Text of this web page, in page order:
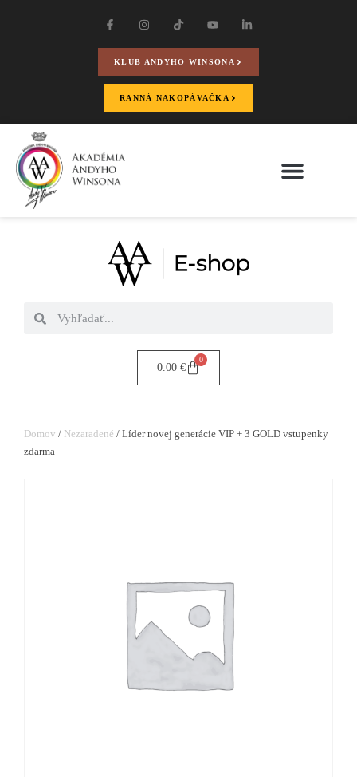
KLUB ANDYHO WINSONA
RANNÁ NAKOPÁVAČKA
0.00 €
0
Domov / Nezaradené / Líder novej generácie VIP + 3 GOLD vstupenky
zdarma